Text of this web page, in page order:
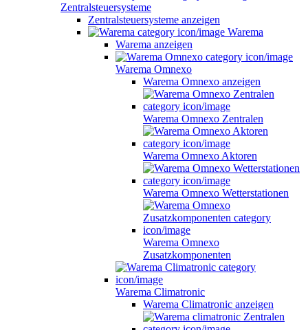
Zentralsteuersysteme
Zentralsteuersysteme anzeigen
Warema
Warema anzeigen
Warema Omnexo
Warema Omnexo anzeigen
Warema Omnexo Zentralen
Warema Omnexo Aktoren
Warema Omnexo Wetterstationen
Warema Omnexo
Zusatzkomponenten
Warema Climatronic
Warema Climatronic anzeigen